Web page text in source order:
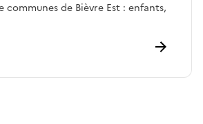
communes de Bièvre Est : enfants,